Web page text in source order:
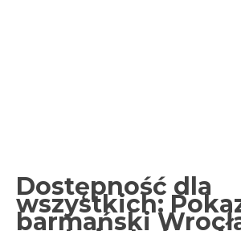
Dostępność dla
wszystkich:
barmański